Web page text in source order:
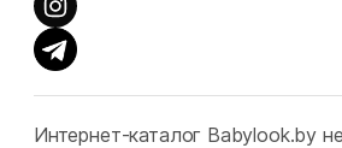
Интернет-каталог Babylook.by